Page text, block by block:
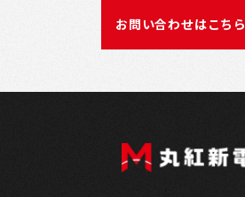
お問い合わせはこちら